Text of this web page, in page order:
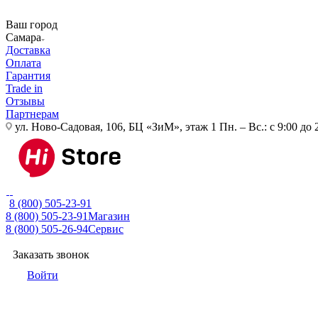
Ваш город
Самара
Доставка
Оплата
Гарантия
Trade in
Отзывы
Партнерам
ул. Ново-Садовая, 106, БЦ «ЗиМ», этаж 1 Пн. – Вс.: с 9:00 до
8 (800) 505-23-91
8 (800) 505-23-91Магазин
8 (800) 505-26-94Сервис
Заказать звонок
Войти